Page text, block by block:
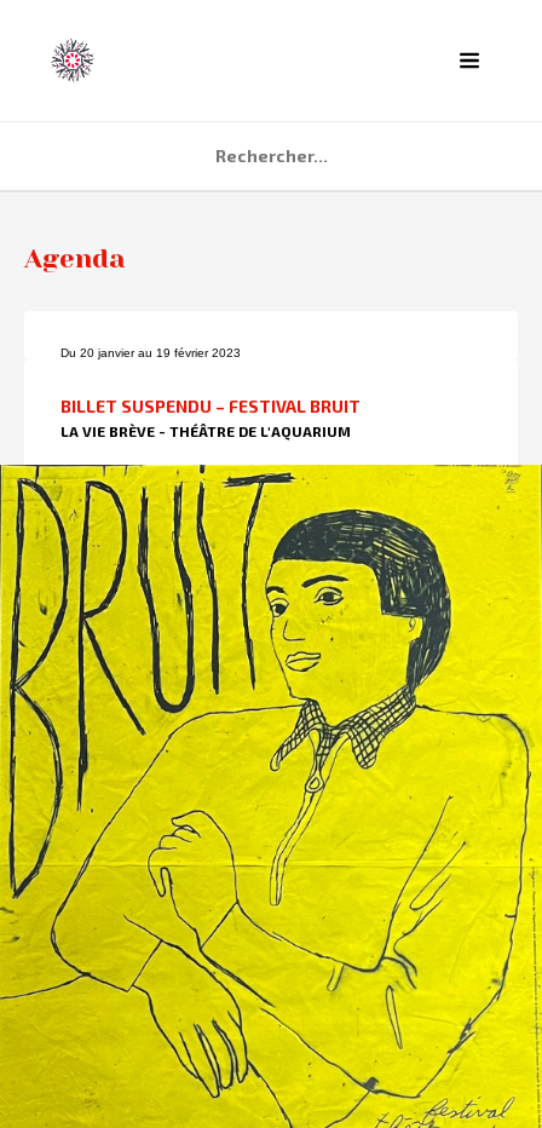
QUI SOMMES NOUS ?
CONTACT
Agenda
Du 20 janvier au 19 février 2023
BILLET SUSPENDU – FESTIVAL BRUIT
LA VIE BRÈVE - THÉÂTRE DE L'AQUARIUM